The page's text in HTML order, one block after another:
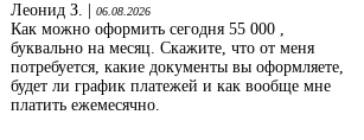
Леонид З. |
06.08.2026
Как можно оформить сегодня 55 000 ,
буквально на месяц. Скажите, что от меня
потребуется, какие документы вы оформляете,
будет ли график платежей и как вообще мне
платить ежемесячно.